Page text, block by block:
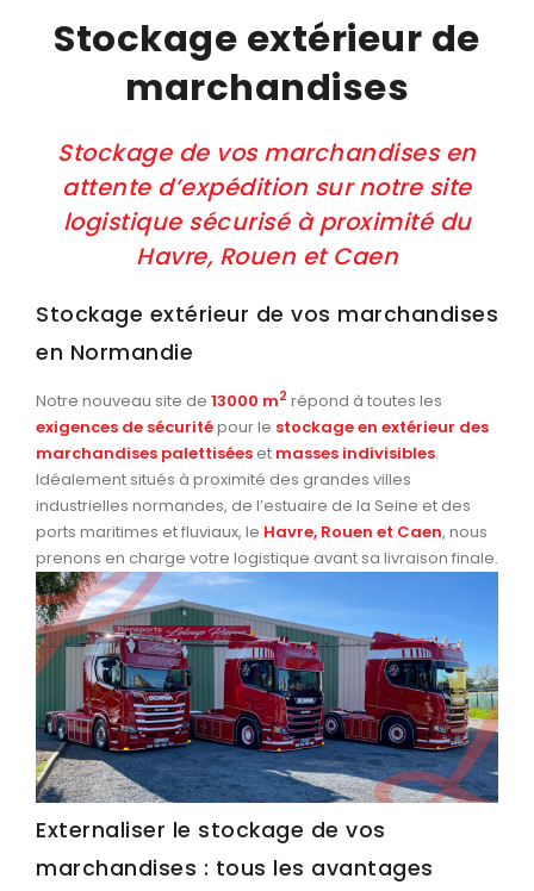
Stockage extérieur de
marchandises
Stockage de vos marchandises en
attente d’expédition sur notre site
logistique sécurisé à proximité du
Havre, Rouen et Caen
Stockage extérieur de vos marchandises
en Normandie
Notre nouveau site de 13000 m2 répond à toutes les
exigences de sécuritépour le stockage en extérieur des
marchandises palettisées et masses indivisibles.
Idéalement situés à proximité des grandes villes
industrielles normandes, de l’estuaire de la Seine et des
ports maritimes et fluviaux, le Havre, Rouen et Caen, nous
prenons en charge votre logistique avant sa livraison finale.
Externaliser le stockage de vos
marchandises : tous les avantages